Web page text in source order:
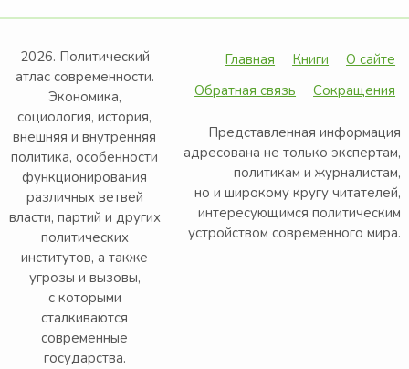
2026. Политический
атлас современности.
Экономика,
социология, история,
внешняя и внутренняя
политика, особенности
функционирования
различных ветвей
власти, партий и других
политических
институтов, а также
угрозы и вызовы,
с которыми
сталкиваются
современные
государства.
Главная Книги
О сайте
Обратная связь
Сокращения
Представленная информация
адресована не только экспертам,
политикам и журналистам,
но и широкому кругу читателей,
интересующимся политическим
устройством современного мира.